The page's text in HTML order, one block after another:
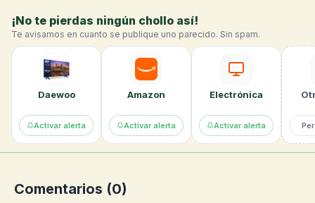
¡No te pierdas ningún chollo así!
Te avisamos en cuanto se publique uno parecido. Sin spam.
Daewoo
Activar alerta
Amazon
Activar alerta
Electrónica
Activar alerta
Comentarios (0)